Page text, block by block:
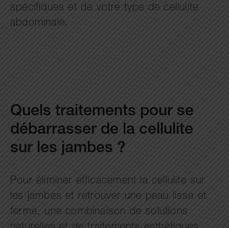
spécifiques et de votre type de cellulite
abdominale.
Quels traitements pour se
débarrasser de la cellulite
sur les jambes ?
Pour éliminer efficacement la cellulite sur
les jambes et retrouver une peau lisse et
ferme, une combinaison de solutions